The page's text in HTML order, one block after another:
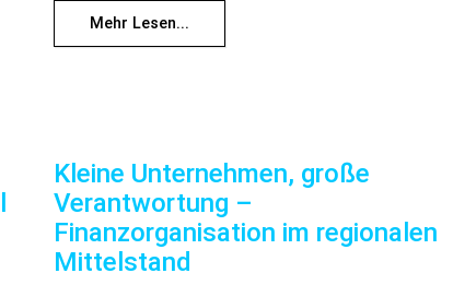
Mehr Lesen...
Kleine Unternehmen, große
Verantwortung –
Finanzorganisation im regionalen
Mittelstand